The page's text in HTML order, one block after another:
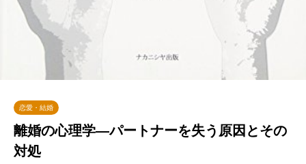
恋愛・結婚
離婚の心理学―パートナーを失う原因とその
対処